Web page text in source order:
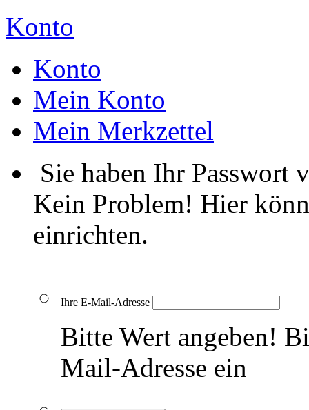
Konto
Konto
Mein Konto
Mein Merkzettel
Sie haben Ihr Passwort
Kein Problem! Hier
einrichten.
Ihre E-Mail-Adresse
Bitte Wert angeben!
Mail-Adresse ein